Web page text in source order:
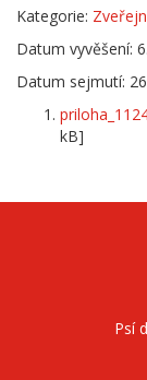
Kategorie:
Datum vyvěšení:
Datum sejmutí:
kB]
Psí